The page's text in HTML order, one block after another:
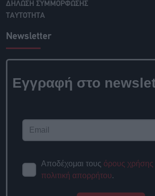
ΔΗΛΩΣΗ ΣΥΜΜΟΡΦΩΣΗΣ
ΤΑΥΤΟΤΗΤΑ
Newsletter
Εγγραφή στο
Αποδέχομαι τους
και την πολιτική απορρήτου